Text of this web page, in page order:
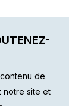
de
notre site et